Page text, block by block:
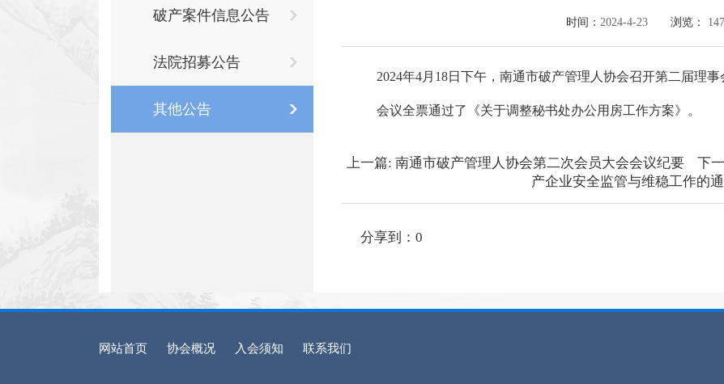
破产案件信息公告
法院招募公告
其他公告
时间： 2024-4-23浏览：
2024年4月18日下午，南通市破产管理人协会召开第二届理
会议全票通过了《关于调整秘书处办公用房工作方案》。
上一篇: 南通市破产管理人协会第二次会员大会会议纪要 下
产企业安全监管与维稳工作的
分享到：0
网站首页 协会概况 入会须知 联系我们